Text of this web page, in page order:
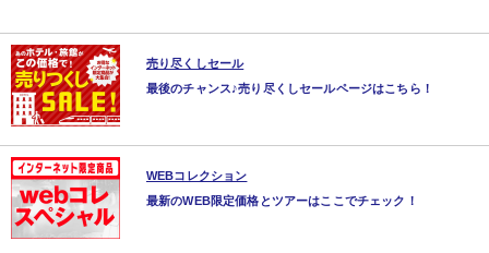
売り尽くしセール
最後のチャンス♪売り尽くしセールページはこちら！
WEBコレクション
最新のWEB限定価格とツアーはここでチェック！